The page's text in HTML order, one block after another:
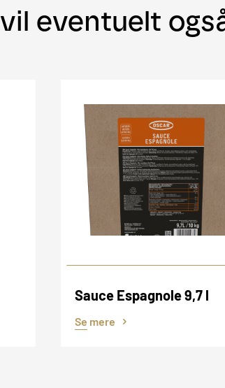
eventuelt
Sauce Espagnole 9,7 l
Se mere